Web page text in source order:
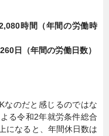
時間（年間の労働時
日（年間の労働日数）
のだと感じるのではな
る令和2年就労条件総合
になると、年間休日数は